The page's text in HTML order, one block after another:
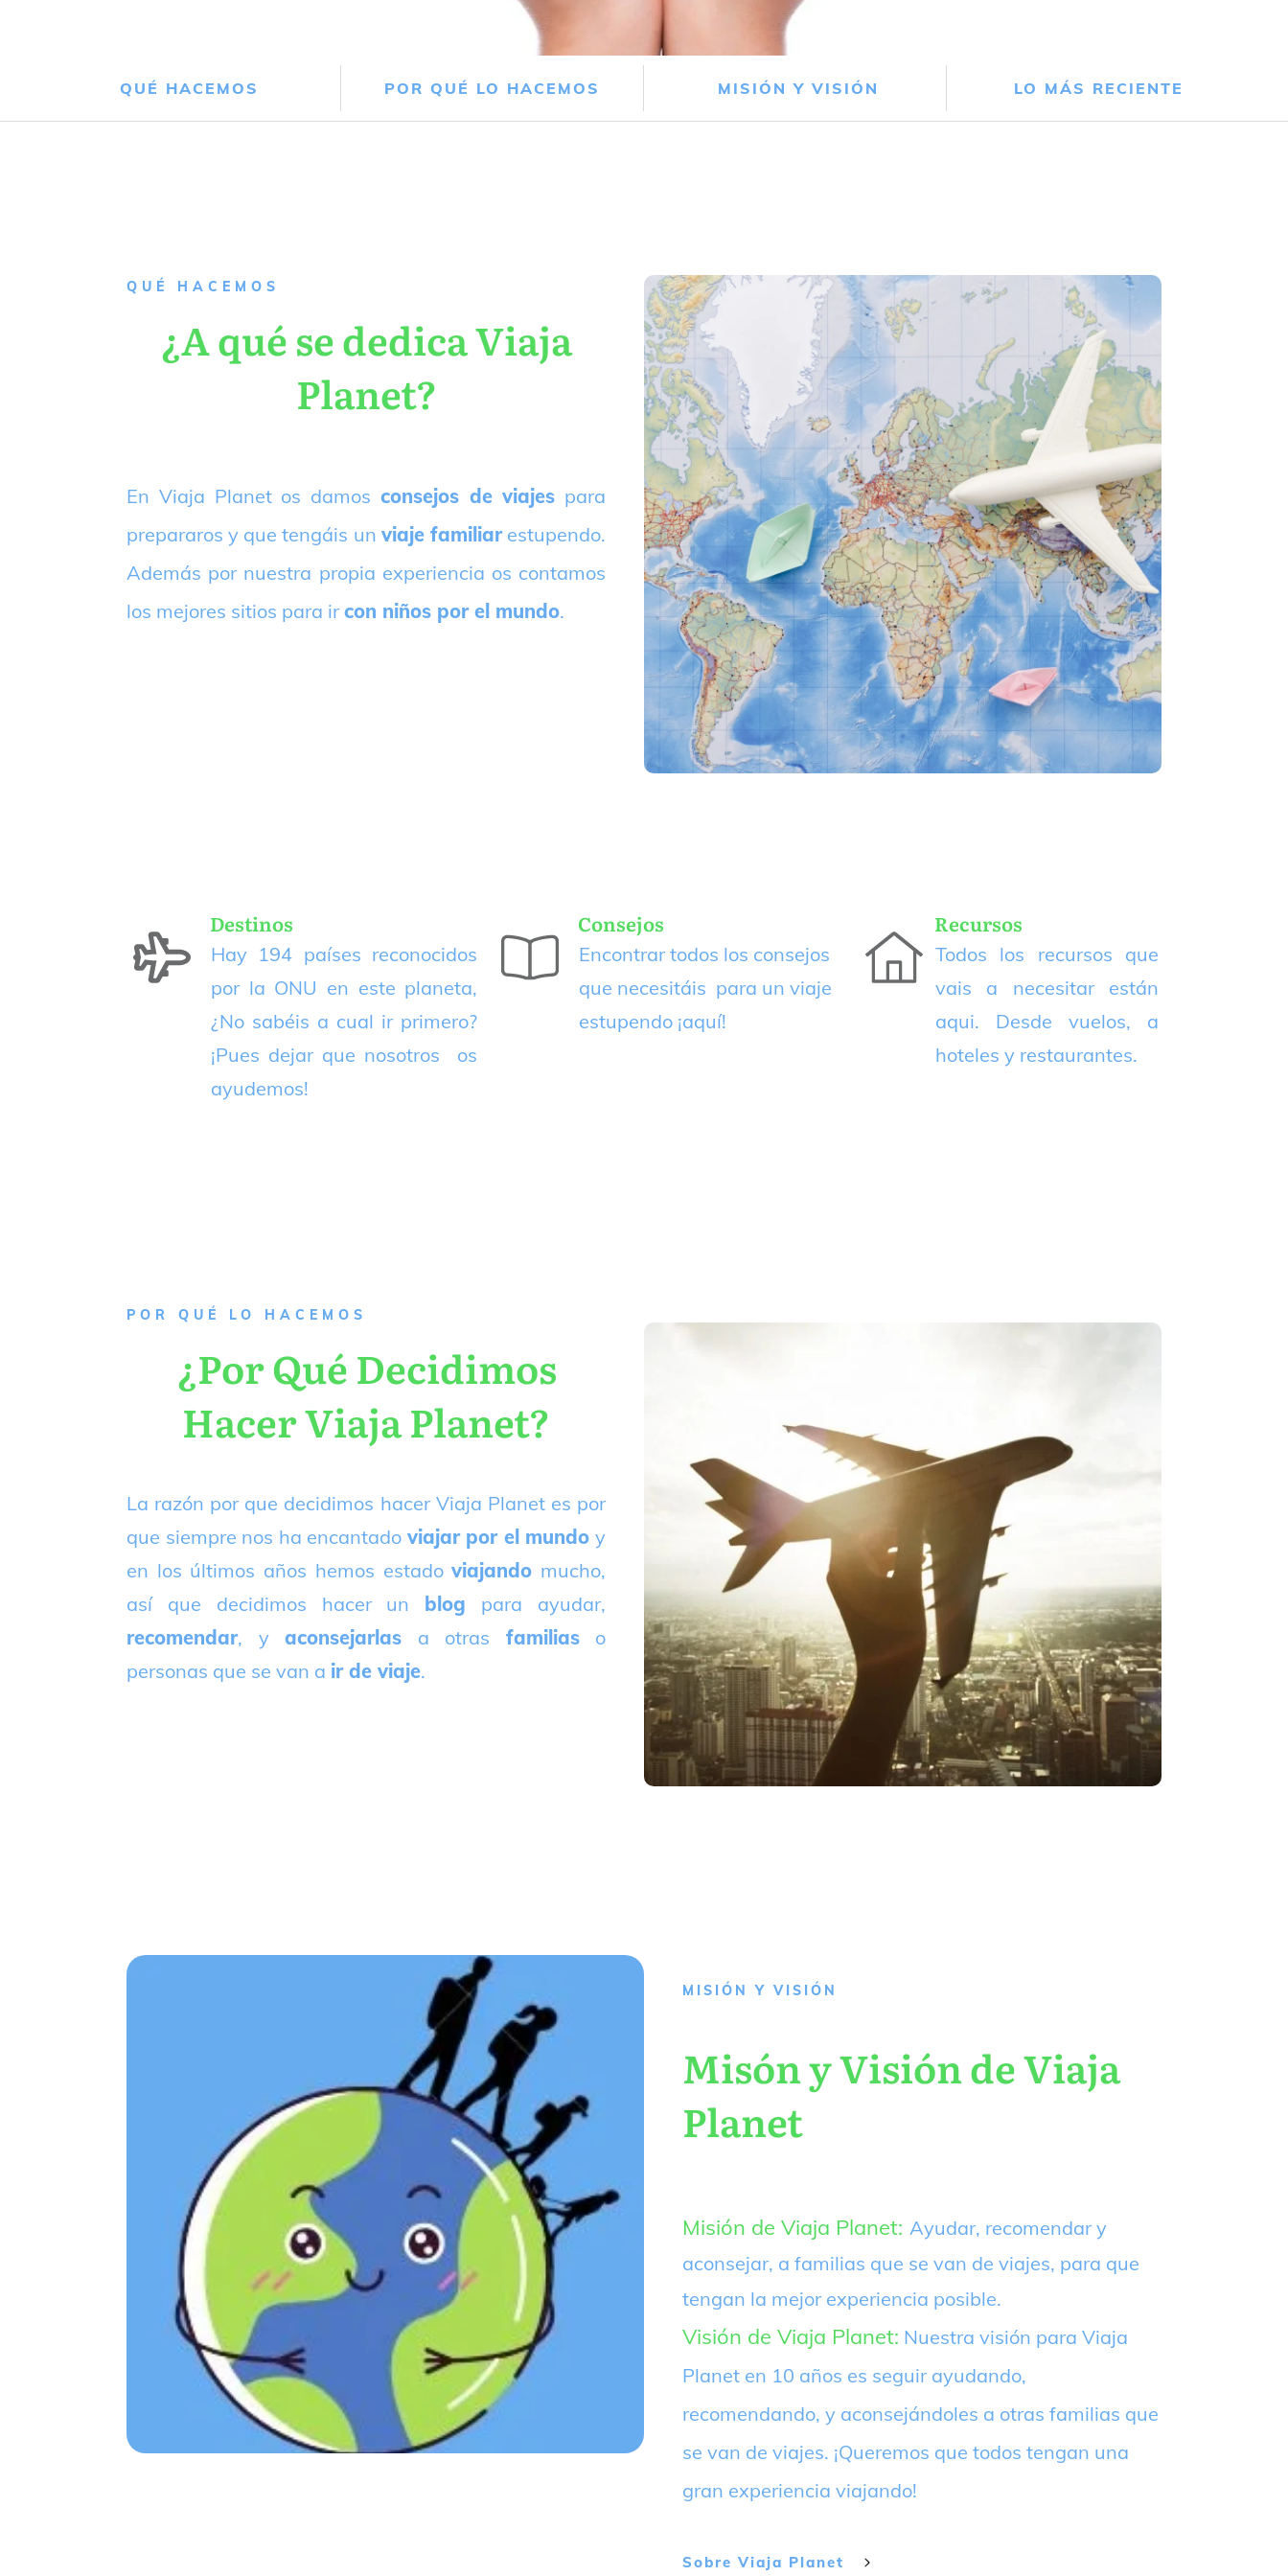
QUÉ HACEMOS POR QUÉ LO HACEMOS MISIÓN Y VISIÓN LO MÁS RECIENTE
QUÉ HACEMOS
¿A qué se dedica Viaja
Planet?
En Viaja Planet os damos consejos de viajes para
prepararos y que tengáis un viaje familiarestupendo.
Además por nuestra propia experiencia os contamos
los mejores sitios para ir con niños por el mundo.
Destinos
Hay 194 países reconocidos
por la ONU en este planeta,
¿No sabéis a cual ir primero?
¡Pues dejar que nosotros os
ayudemos!
Consejos
Encontrar todos los consejos
que necesitáis para un viaje
estupendo ¡aquí!
Recursos
Todos los recursos que
vais a necesitar están
aqui. Desde vuelos, a
hoteles y restaurantes.
P OR QUÉ LO HACEMOS
¿Por Qué Decidimos
Hacer Viaja Planet?
La razón por que decidimos hacer Viaja Planet es por
que siempre nos ha encantado viajar por el mundo y
en los últimos años hemos estadoviajando mucho,
así que decidimos hacer un blog para ayudar,
recomendar, y aconsejarlas a otras familiaso
personas que se van a ir de viaje.
MISIÓN Y VISIÓN
Misón y Visión de Viaja
Planet
Misión de Viaja Planet: Ayudar, recomendar y
aconsejar, a familias que se van de viajes, para que
tengan la mejor experiencia posible.
Visión de Viaja Planet: Nuestra visión para Viaja
Planet en 10 años es seguir ayudando,
recomendando, y aconsejándoles a otras familias que
se van de viajes. ¡Queremos que todos tengan una
gran experiencia viajando!
Sobre Viaja Planet